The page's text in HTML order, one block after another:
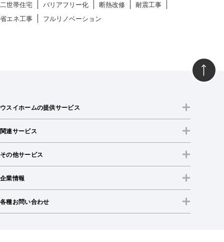
二世帯住宅
バリアフリー化 断熱改修
耐震工事
省エネ工事
フルリノベーション
ウスイホームの提供サービス
関連サービス
その他サービス
企業情報
各種お問い合わせ